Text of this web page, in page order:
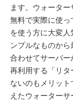
ます。ウォータ
無料で実際に使
を使う方に大変
ンプルなものか
合わせてサーバ
再利用する「リ
ないのもメリッ
えたウォーターサ